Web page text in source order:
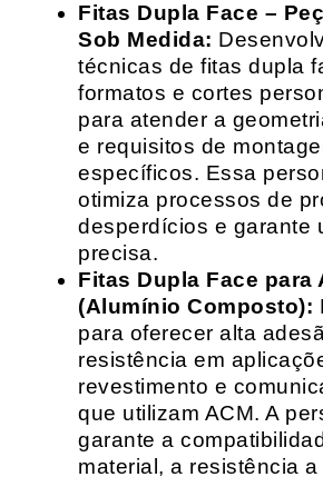
Fitas Dupla Face –
Sob Medida:
técnicas de fitas dupla
formatos e cortes
para atender a
e requisitos de
específicos. Essa
otimiza processos de
desperdícios e garante
precisa.
Fitas Dupla Face para
(Alumínio Composto):
para oferecer alta
resistência em
revestimento e
que utilizam ACM. A
garante a
material, a resistência